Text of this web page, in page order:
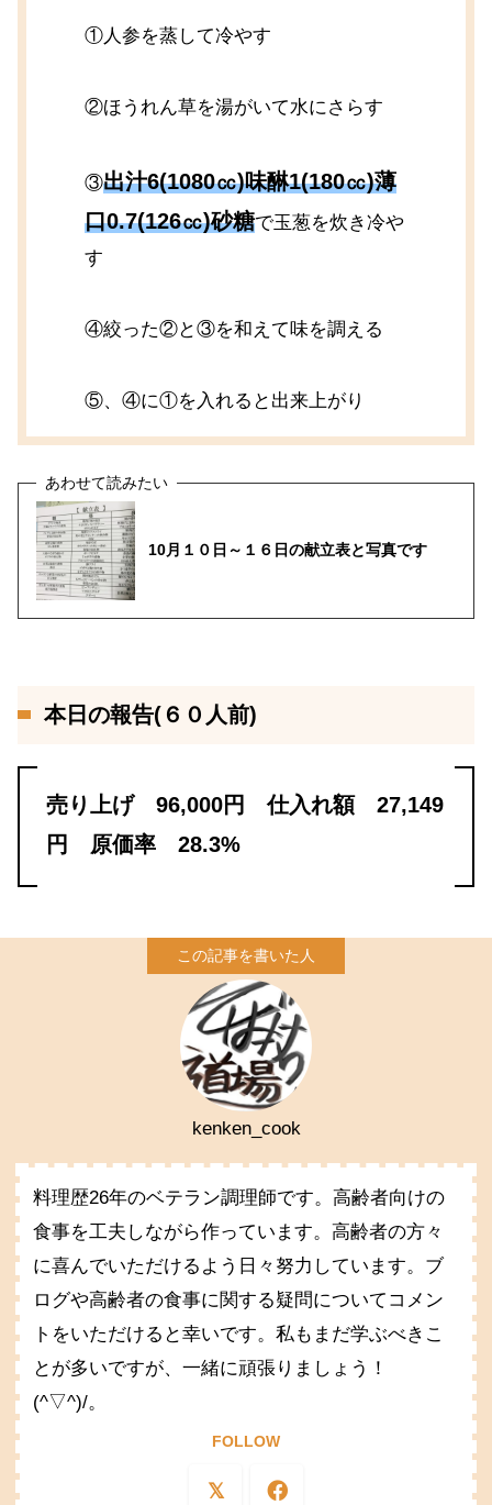
①人参を蒸して冷やす
②ほうれん草を湯がいて水にさらす
③出汁6(1080㏄)味醂1(180㏄)薄
口0.7(126㏄)砂糖で玉葱を炊き冷や
す
④絞った②と③を和えて味を調える
⑤、④に①を入れると出来上がり
10月１０日～１６日の献立表と写真です
本日の報告(６０人前)
売り上げ 96,000円 仕入れ額 27,149
円 原価率 28.3%
kenken_cook
料理歴26年のベテラン調理師です。高齢者向けの
食事を工夫しながら作っています。高齢者の方々
に喜んでいただけるよう日々努力しています。ブ
ログや高齢者の食事に関する疑問についてコメン
トをいただけると幸いです。私もまだ学ぶべきこ
とが多いですが、一緒に頑張りましょう！
(^▽^)/。
FOLLOW